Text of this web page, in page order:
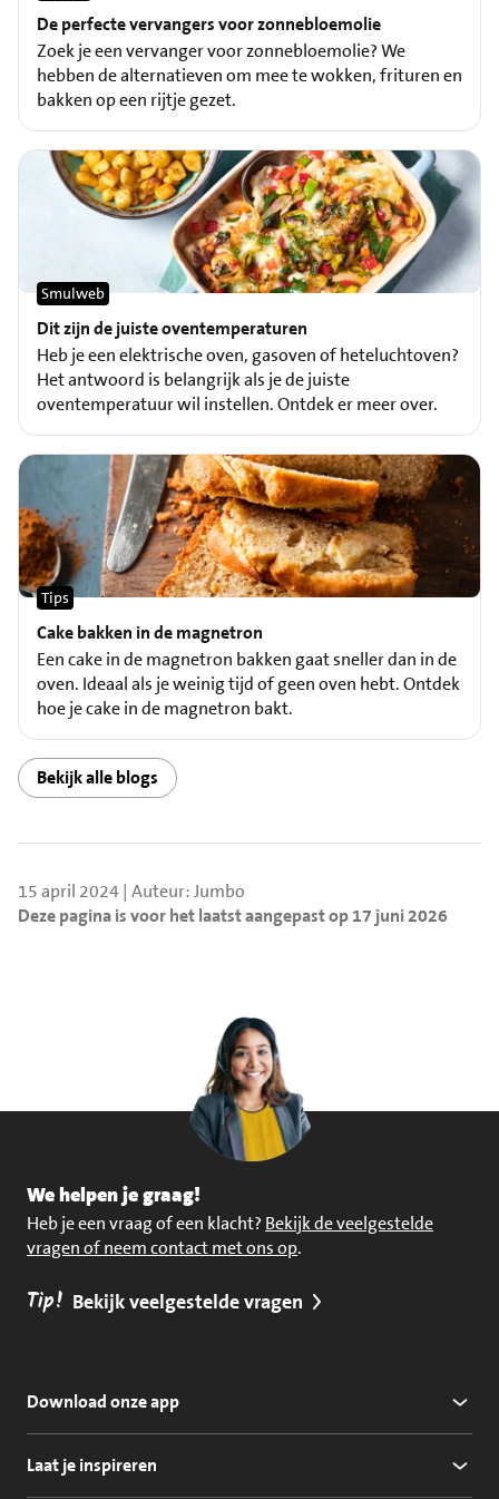
De perfecte vervangers voor zonnebloemolie
Zoek je een vervanger voor zonnebloemolie? We
hebben de alternatieven om mee te wokken, frituren en
bakken op een rijtje gezet.
Dit zijn de juiste oventemperaturen
Smulweb
Heb je een elektrische oven, gasoven of heteluchtoven?
Het antwoord is belangrijk als je de juiste
oventemperatuur wil instellen. Ontdek er meer over.
Cake bakken in de magnetron
Tips
Een cake in de magnetron bakken gaat sneller dan in de
oven. Ideaal als je weinig tijd of geen oven hebt. Ontdek
hoe je cake in de magnetron bakt.
Bekijk alle blogs
15 april 2024 | Auteur: Jumbo
Deze pagina is voor het laatst aangepast op 17 juni 2026
We helpen je graag!
Heb je een vraag of een klacht? Bekijk de veelgestelde
vragen of neem contact met ons op.
Tip! Bekijk veelgestelde vragen
Download onze app
Laat je inspireren